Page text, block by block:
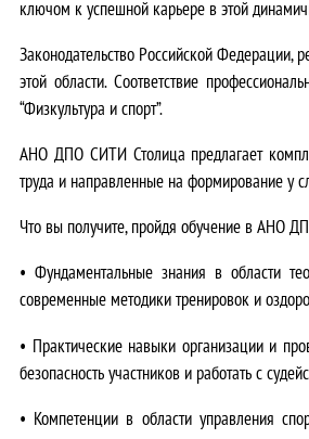
ключом к успешной карьере в этой
Законодательство Российской Федерации,
этой области.Соответствие
“Физкультура и спорт”.
АНО ДПО СИТИ Столица предлагает
труда и направленные на формирование у
Что вы получите, пройдя обучение в АНО
• Фундаментальные знания в области
современные методики тренировок и
• Практические навыки организации и
безопасность участников и работать с
• Компетенции в области управления